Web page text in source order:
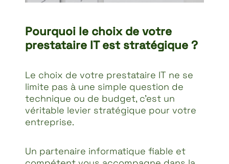
Pourquoi le choix de votre
prestataire IT est stratégique ?
Le choix de votre prestataire IT ne se
limite pas à une simple question de
technique ou de budget, c’est un
véritable levier stratégique pour votre
entreprise.
Un partenaire informatique fiable et